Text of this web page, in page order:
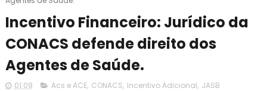
Incentivo Financeiro: Jurídico da
CONACS defende direito dos
Agentes de Saúde.
01:09 Acs e ACE, CONACS, Incentivo Adicional, JASB